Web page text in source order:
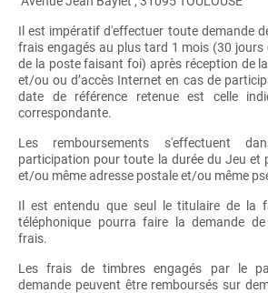
Il est impératif d'effectuer toute demande
frais engagés au plus tard 1 mois (30 jours
de la poste faisant foi) après réception de
et/ou ou d’accès Internet en cas de
date de référence retenue est celle
correspondante.
Les remboursements s'effectuent
participation pour toute la durée du Jeu et
et/ou même adresse postale et/ou même
Il est entendu que seul le titulaire de la
téléphonique pourra faire la demande
frais.
Les frais de timbres engagés par le
demande peuvent être remboursés sur